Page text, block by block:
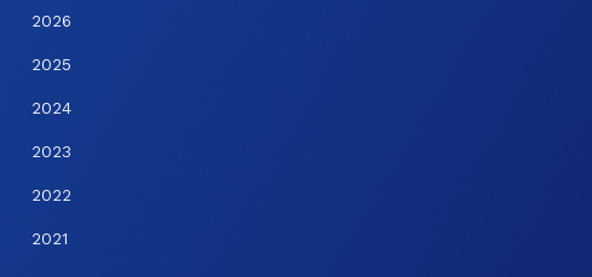
2026
2025
2024
2023
2022
2021